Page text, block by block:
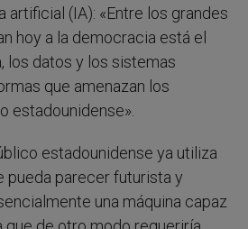
artificial (IA): «Entre los grandes
hoy a la democracia está el
los datos y los sistemas
que amenazan los
estadounidense».
estadounidense ya utiliza
pueda parecer futurista y
una máquina capaz